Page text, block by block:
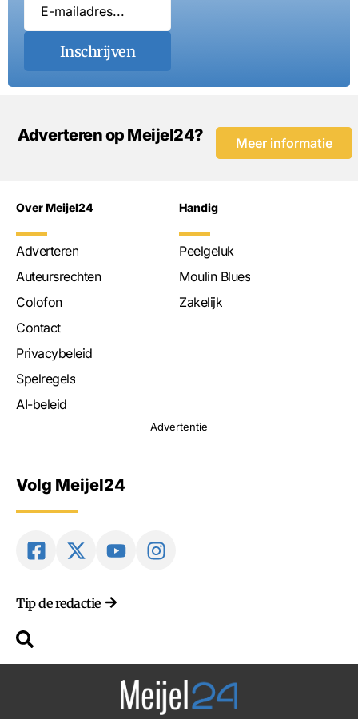
Inschrijven
Adverteren op Meijel24? Meer informatie
Over Meijel24
Adverteren
Auteursrechten
Colofon
Contact
Privacybeleid
Spelregels
AI-beleid
Handig
Peelgeluk
Moulin Blues
Zakelijk
Advertentie
Volg Meijel24
Tip de redactie